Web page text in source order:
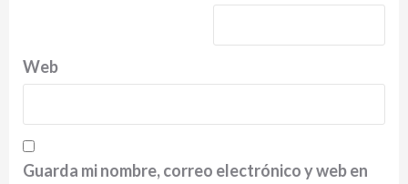
Web
Guarda mi nombre, correo electrónico y web en